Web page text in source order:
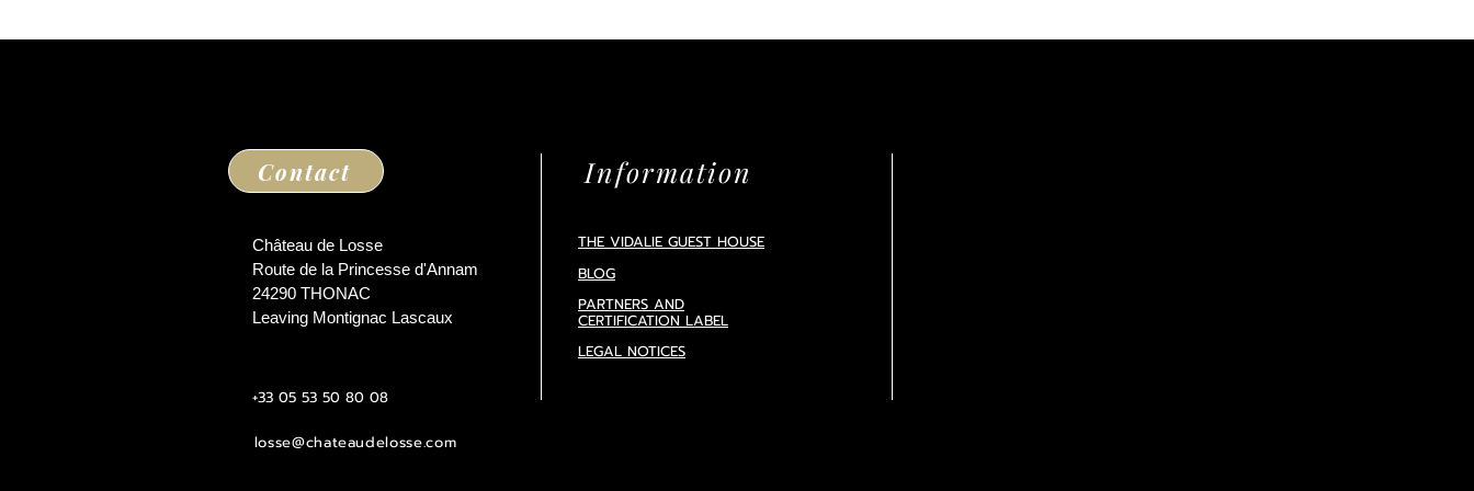
Contact
Château de Losse
Route de la Princesse d'Annam
24290 THONAC
Leaving Montignac Lascaux
+33 05 53 50 80 08
losse@chateaudelosse.com
Information
THE VIDALIE GUEST HOUSE
BLOG
PARTNERS AND
CERTIFICATION LABEL
LEGAL NOTICES